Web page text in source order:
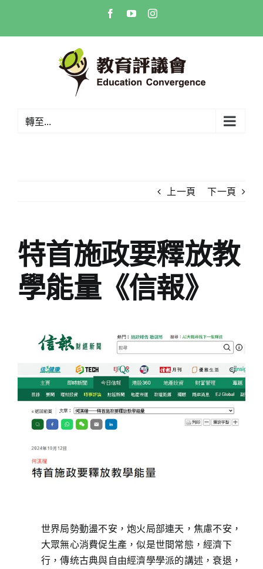
content
FacebookYouTubeInstagram
轉至...
上一頁 下一頁
特首施政要釋放教
學能量《信報》
世界局勢動盪不安，炮火局部連天，焦慮不安，
大眾無心消費促生產，似是世間常態，經濟下
行，傳统古典與自由經濟學學派的講述，衰退，